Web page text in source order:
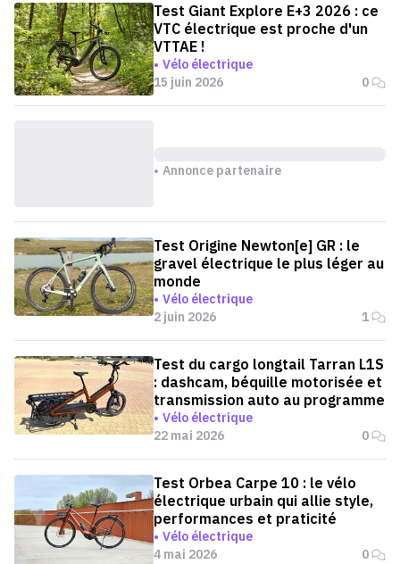
Test Giant Explore E+3 2026 : ce
VTC électrique est proche d'un
VTTAE !
Vélo électrique
15 juin 2026
0
Annonce partenaire
Test Origine Newton[e] GR : le
gravel électrique le plus léger au
monde
Vélo électrique
2 juin 2026
1
Test du cargo longtail Tarran L1S
: dashcam, béquille motorisée et
transmission auto au programme
Vélo électrique
22 mai 2026
0
Test Orbea Carpe 10 : le vélo
électrique urbain qui allie style,
performances et praticité
Vélo électrique
4 mai 2026
0